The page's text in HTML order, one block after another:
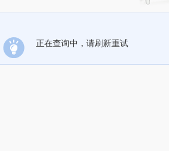
正在查询中，请刷新重试